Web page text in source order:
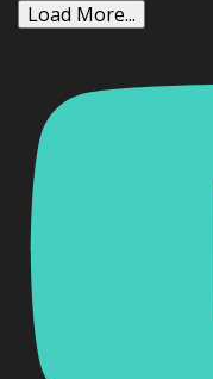
Load More...